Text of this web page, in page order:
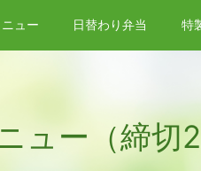
ュー 日替わり弁当 特
ュー（締切2